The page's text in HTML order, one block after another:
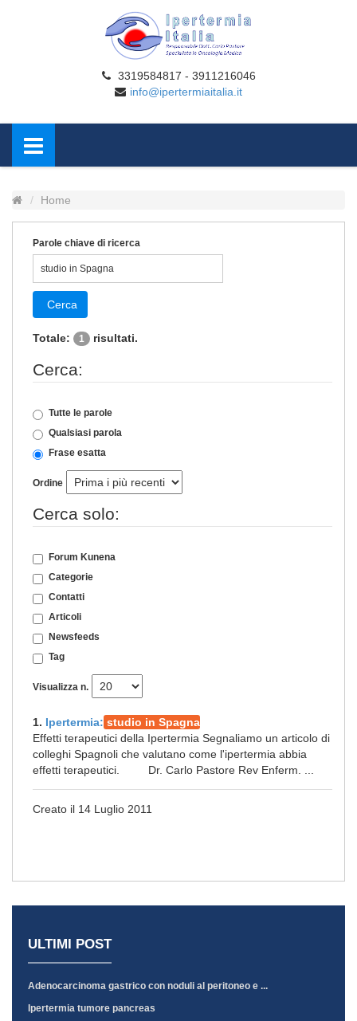
3319584817 - 3911216046
info@ipertermiaitalia.it
Home
Parole chiave di ricerca
Cerca
Totale: 1 risultati.
Cerca:
Tutte le parole
Qualsiasi parola
Frase esatta
Ordine
Cerca solo:
Forum Kunena
Categorie
Contatti
Articoli
Newsfeeds
Tag
Visualizza n.
1. Ipertermia: studio in Spagna
Effetti terapeutici della Ipertermia Segnaliamo un articolo di
colleghi Spagnoli che valutano come l'ipertermia abbia
effetti terapeutici. Dr. Carlo Pastore Rev Enferm. ...
Creato il 14 Luglio 2011
ULTIMI POST
Adenocarcinoma gastrico con noduli al peritoneo e ...
Ipertermia tumore pancreas